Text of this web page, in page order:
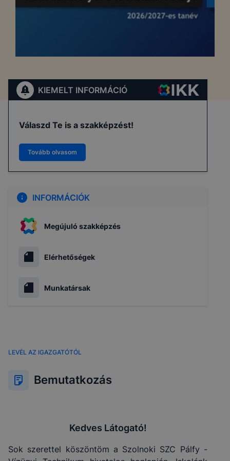
KIEMELT INFORMÁCIÓ
Válaszd Te is a szakképzést!
Tovább olvasom
INFORMÁCIÓK
Megújuló szakképzés
Elérhetőségek
Munkatársak
LEVÉL AZ IGAZGATÓTÓL
Bemutatkozás
Kedves Látogató!
Sok szerettel köszöntöm a Szolnoki SZC Pálfy -